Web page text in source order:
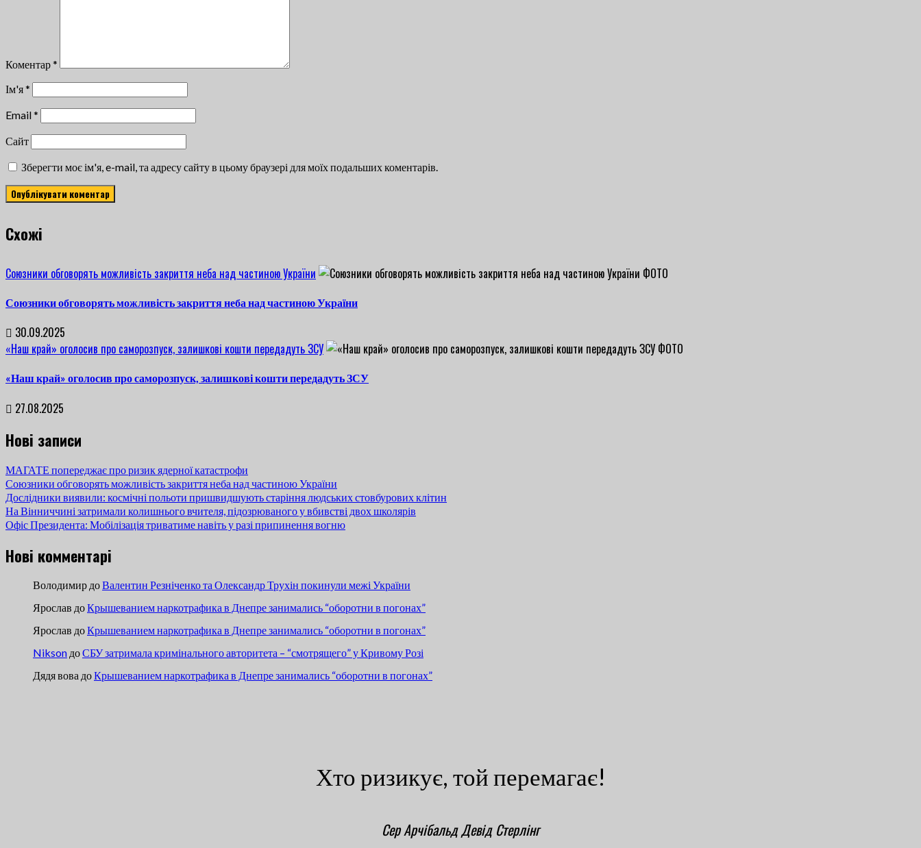
Коментар*
Ім'я*
Email*
Сайт
Зберегти моє ім'я, e-mail, та адресу сайту в цьому браузері для моїх подальших коментарів.
Cхожі
Союзники обговорять можливість закриття неба над частиною України
Союзники обговорять можливість закриття неба над частиною України
30.09.2025
«Наш край» оголосив про саморозпуск, залишкові кошти передадуть ЗСУ
«Наш край» оголосив про саморозпуск, залишкові кошти передадуть ЗСУ
27.08.2025
Нові записи
МАГАТЕ попереджає про ризик ядерної катастрофи
Союзники обговорять можливість закриття неба над частиною України
Дослідники виявили: космічні польоти пришвидшують старіння людських стовбурових клітин
На Вінниччині затримали колишнього вчителя, підозрюваного у вбивстві двох школярів
Офіс Президента: Мобілізація триватиме навіть у разі припинення вогню
Нові комментарі
Володимир доВалентин Резніченко та Олександр Трухін покинули межі України
Ярослав доКрышеванием наркотрафика в Днепре занимались “оборотни в погонах”
Ярослав доКрышеванием наркотрафика в Днепре занимались “оборотни в погонах”
Nikson доСБУ затримала кримінального авторитета – “смотрящего” у Кривому Розі
Дядя вова доКрышеванием наркотрафика в Днепре занимались “оборотни в погонах”
Хто ризикує, той перемагає!
Сер Арчібальд Девід Стерлінг